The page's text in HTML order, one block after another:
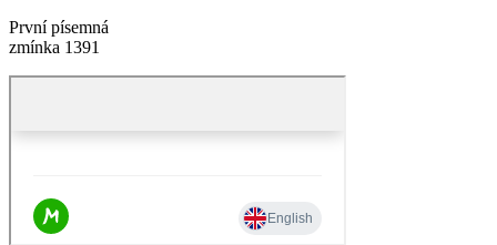
První písemná
zmínka 1391